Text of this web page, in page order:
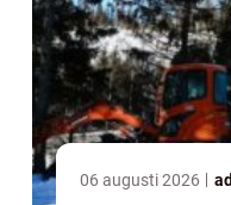
06 augusti 2026